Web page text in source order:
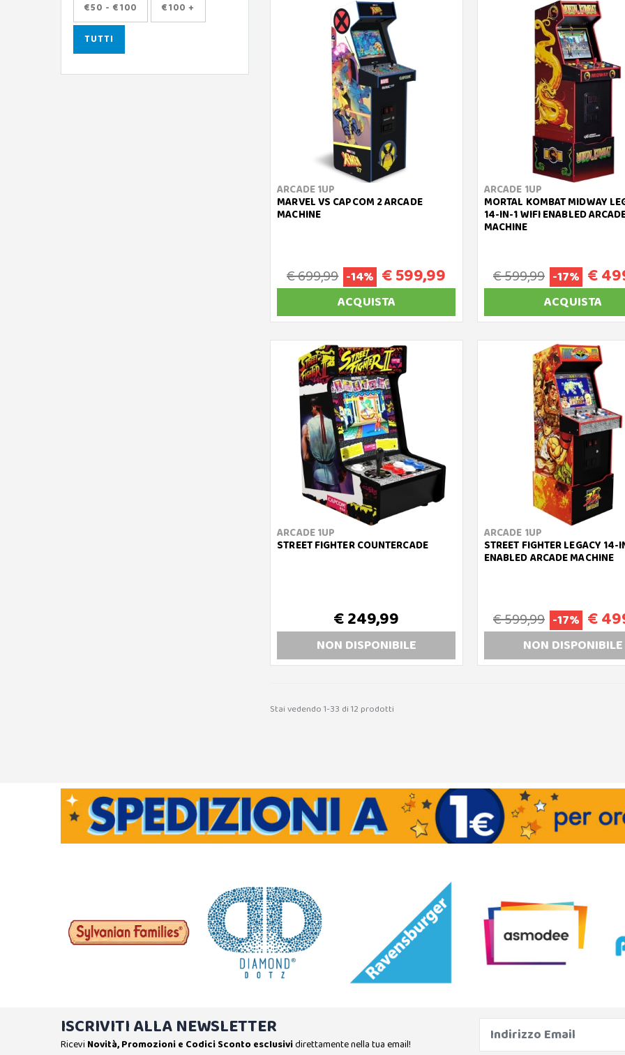
ARCADE 1UP
MARVEL VS CAPCOM 2 ARCADE
MACHINE
€ 699,99 -14% € 599,99
ACQUISTA
ARCADE 1UP
MORTAL KOMBAT MIDWAY
14-IN-1 WIFI ENABLED
MACHINE
€ 599,99 -17% €
ACQUISTA
ARCADE 1UP
STREET FIGHTER COUNTERCADE
€ 249,99
NON DISPONIBILE
ARCADE 1UP
STREET FIGHTER LEGACY 14-
ENABLED ARCADE MACHINE
€ 599,99 -17% €
NON DISPONIBILE
Stai vedendo 1-33 di 12 prodotti
€50 - €100 €100 +
TUTTI
ISCRIVITI ALLA NEWSLETTER
Ricevi Novità, Promozioni e Codici Sconto esclusividirettamente nella tua email!